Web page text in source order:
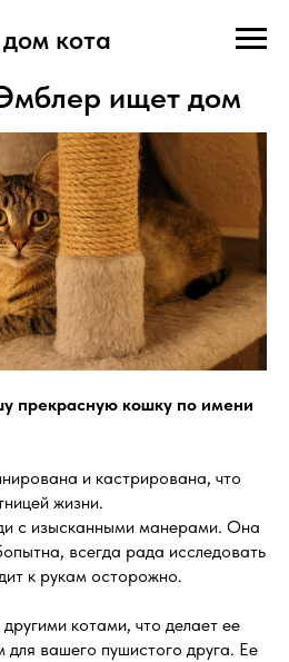
кота
ищет дом
прекрасную кошку по имени
и кастрирована, что
жизни.
с изысканными манерами. Она
всегда рада исследовать
к рукам осторожно.
котами, что делает ее
вашего пушистого друга. Ее